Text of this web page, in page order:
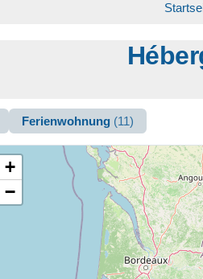
Ferienwohnung (11)
+
−